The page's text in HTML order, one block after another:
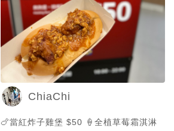
ChiaChi
🍗當紅炸子雞堡 $50 🍦全植草莓霜淇淋